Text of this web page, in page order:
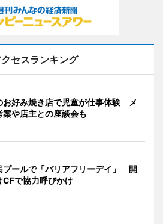
セスランキング
お好み焼き店で児童が仕事体験 メ
案や店主との座談会も
プールで「バリアフリーデイ」 開
CFで協力呼びかけ